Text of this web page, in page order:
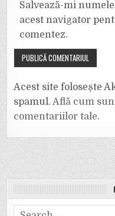
Salvează-mi
acest navigator
comentez.
Acest site folosește
spamul.Află cum
comentariilor tale.
Search